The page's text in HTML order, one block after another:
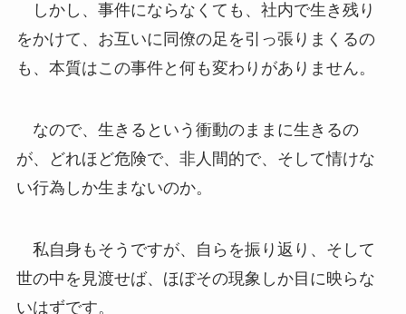
しかし、事件にならなくても、社内で生き残り
をかけて、お互いに同僚の足を引っ張りまくるの
も、本質はこの事件と何も変わりがありません。
なので、生きるという衝動のままに生きるの
が、どれほど危険で、非人間的で、そして情けな
い行為しか生まないのか。
私自身もそうですが、自らを振り返り、そして
世の中を見渡せば、ほぼその現象しか目に映らな
いはずです。